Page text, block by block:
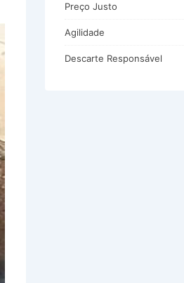
Preço Justo
Agilidade
Descarte Responsável